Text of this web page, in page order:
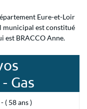
Eure-et-Loir
municipal est constitué
est BRACCO Anne.
Gas
( 58 ans )